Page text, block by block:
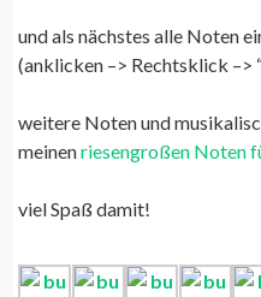
und als nächstes alle Noten
(anklicken –> Rechtsklick –>
weitere Noten und
meinenriesengroßen Noten
viel Spaß damit!